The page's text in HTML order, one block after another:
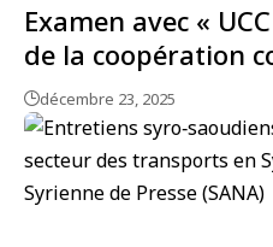
Examen avec «
de la coopération
décembre 23, 2025